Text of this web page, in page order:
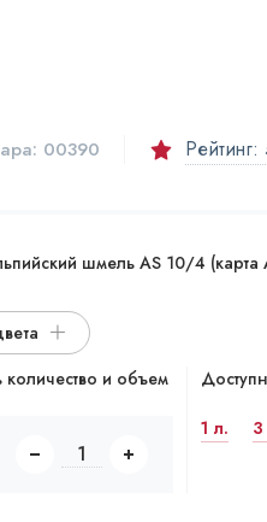
00390 Рейтинг:
шмель AS 10/4
количество и объем
1 л.